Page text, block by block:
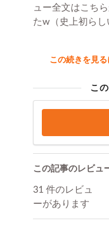
ュー全文はこち
たw（史上初らし
この続きを見
こ
この記事のレビュ
31 件のレビュ
ーがあります